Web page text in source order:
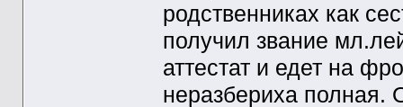
родственниках как
получил звание
аттестат и едет на
неразбериха полная.